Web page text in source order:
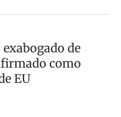
de
como
EU